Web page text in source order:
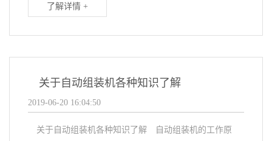
了解详情 +
关于自动组装机各种知识了解
2019-06-20 16:04:50
关于自动组装机各种知识了解 自动组装机的工作原